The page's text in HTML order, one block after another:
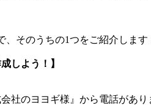
、そのうちの1つをご紹介します
しよう！】
社のヨヨギ様』から電話があ